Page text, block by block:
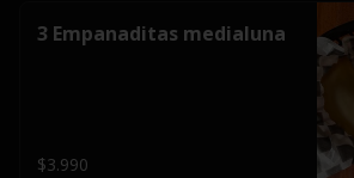
3 Empanaditas medialuna
$3.990